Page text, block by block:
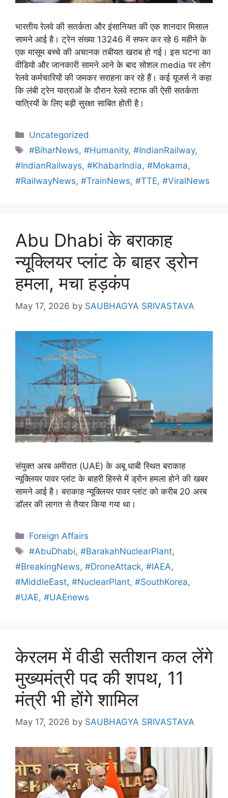
भारतीय रेलवे की सतर्कता और इंसानियत की एक शानदार मिसाल
सामने आई है। ट्रेन संख्या 13246 में सफर कर रहे 6 महीने के
एक मासूम बच्चे की अचानक तबीयत खराब हो गई। इस घटना का
वीडियो और जानकारी सामने आने के बाद सोशल media पर लोग
रेलवे कर्मचारियों की जमकर सराहना कर रहे हैं। कई यूजर्स ने कहा
कि लंबी ट्रेन यात्राओं के दौरान रेलवे स्टाफ की ऐसी सतर्कता
यात्रियों के लिए बड़ी सुरक्षा साबित होती है।
Uncategorized
#BiharNews,#Humanity,#IndianRailway,
#IndianRailways, #KhabarIndia, #Mokama,
#RailwayNews, #TrainNews, #TTE, #ViralNews
Abu Dhabi के बराकाह
न्यूक्लियर प्लांट के बाहर ड्रोन
हमला, मचा हड़कंप
May 17, 2026 by SAUBHAGYA SRIVASTAVA
संयुक्त अरब अमीरात (UAE) के अबू धाबी स्थित बराकाह
न्यूक्लियर पावर प्लांट के बाहरी हिस्से में ड्रोन हमला होने की खबर
सामने आई है। बराकाह न्यूक्लियर पावर प्लांट को करीब 20 अरब
डॉलर की लागत से तैयार किया गया था।
Foreign Affairs
#AbuDhabi,#BarakahNuclearPlant,
#BreakingNews, #DroneAttack, #IAEA,
#MiddleEast, #NuclearPlant, #SouthKorea,
#UAE, #UAEnews
केरलम में वीडी सतीशन कल लेंगे
मुख्यमंत्री पद की शपथ, 11
मंत्री भी होंगे शामिल
May 17, 2026 by SAUBHAGYA SRIVASTAVA